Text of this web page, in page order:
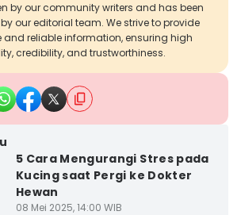
by our community writers and has been
our editorial team. We strive to provide
reliable information, ensuring high
credibility, and trustworthiness.
5 Cara Mengurangi Stres pada
Kucing saat Pergi ke Dokter
Hewan
08 Mei 2025, 14:00 WIB